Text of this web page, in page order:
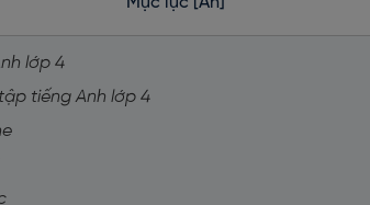
lớp 4
tiếng Anh lớp 4